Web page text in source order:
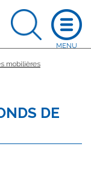
mobilières
DE